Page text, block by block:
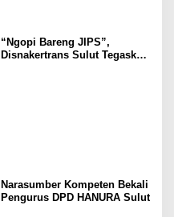
“Ngopi Bareng JIPS”,
Disnakertrans Sulut Tegaskan
Narasumber Kompeten Bekali
Pengurus DPD HANURA Sulut